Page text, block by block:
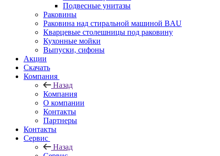
Подвесные унитазы
Раковины
Раковина над стиральной машиной BAU
Кварцевые столешницы под раковину
Кухонные мойки
Выпуски, сифоны
Акции
Скачать
Компания
Назад
Компания
О компании
Контакты
Партнеры
Контакты
Сервис
Назад